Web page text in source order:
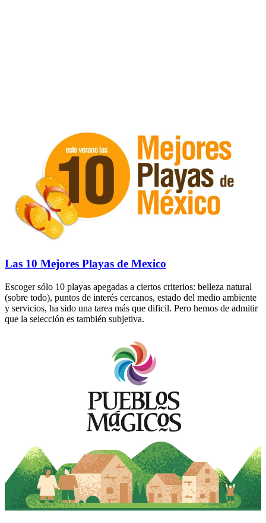
Las 10 Mejores Playas de Mexico
Escoger sólo 10 playas apegadas a ciertos criterios: belleza natural
(sobre todo), puntos de interés cercanos, estado del medio ambiente
y servicios, ha sido una tarea más que dificil. Pero hemos de admitir
que la selección es también subjetiva.